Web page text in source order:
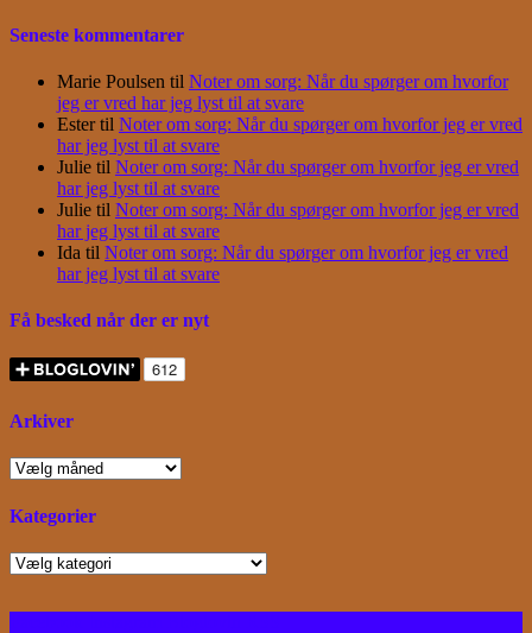
Seneste kommentarer
Marie Poulsen til Noter om sorg: Når du spørger om hvorfor
jeg er vred har jeg lyst til at svare
Estertil Noter om sorg: Når du spørger om hvorfor jeg er vred
har jeg lyst til at svare
Julie til Noter om sorg: Når du spørger om hvorfor jeg er vred
har jeg lyst til at svare
Julie til Noter om sorg: Når du spørger om hvorfor jeg er vred
har jeg lyst til at svare
Ida til Noter om sorg: Når du spørger om hvorfor jeg er vred
har jeg lyst til at svare
Få besked når der er nyt
Arkiver
Arkiver
Kategorier
Kategorier